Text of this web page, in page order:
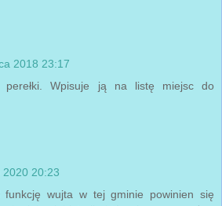
2018 23:17
perełki. Wpisuje ją na listę miejsc do
2020 20:23
funkcję wujta w tej gminie powinien się